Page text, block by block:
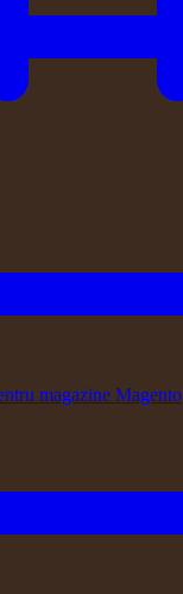
magazine Magento